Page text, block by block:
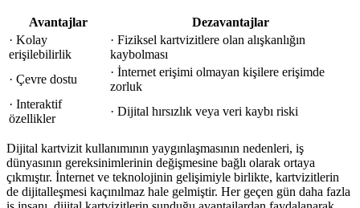
Avantajlar
Dezavantajlar
· Kolay
erişilebilirlik
· Fiziksel kartvizitlere olan alışkanlığın
kaybolması
· Çevre dostu
· İnternet erişimi olmayan kişilere erişimde
zorluk
· Interaktif
özellikler
· Dijital hırsızlık veya veri kaybı riski
Dijital kartvizit kullanımının yaygınlaşmasının nedenleri, iş
dünyasının gereksinimlerinin değişmesine bağlı olarak ortaya
çıkmıştır. İnternet ve teknolojinin gelişimiyle birlikte, kartvizitlerin
de dijitalleşmesi kaçınılmaz hale gelmiştir. Her geçen gün daha fazla